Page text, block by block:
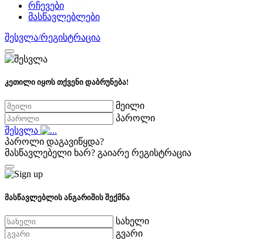
რჩევები
მასწავლებლები
შესვლა/რეგისტრაცია
კეთილი იყოს თქვენი დაბრუნება!
მეილი
პაროლი
შესვლა
პაროლი დაგავიწყდა?
მასწავლებელი ხარ? გაიარე რეგისტრაცია
მასწავლებლის ანგარიშის შექმნა
სახელი
გვარი